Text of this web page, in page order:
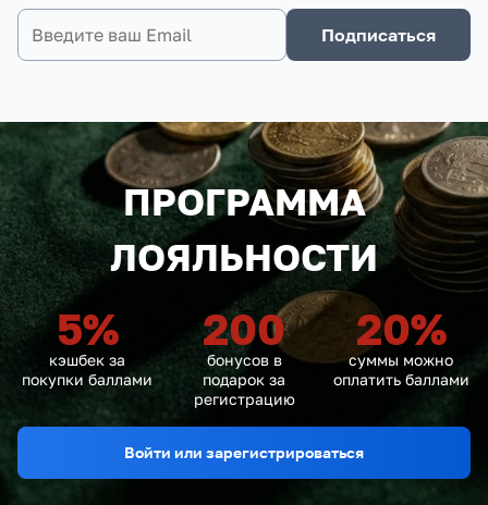
Подписаться
ПРОГРАММА
ЛОЯЛЬНОСТИ
5%
кэшбек за
покупки баллами
200
бонусов в
подарок за
регистрацию
20%
суммы можно
оплатить баллами
Войти или зарегистрироваться